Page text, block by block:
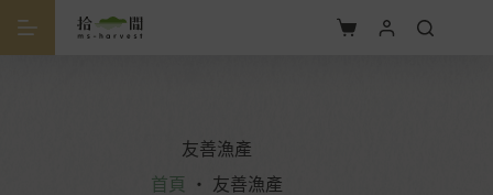
友善漁產
首頁
・ 友善漁產